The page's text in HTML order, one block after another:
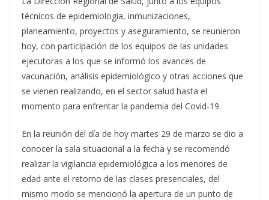
técnicos de epidemiologia, inmunizaciones,
planeamiento, proyectos y aseguramiento, se reunieron
hoy, con participación de los equipos de las unidades
ejecutoras a los que se informó los avances de
vacunación, análisis epidemiológico y otras acciones que
se vienen realizando, en el sector salud hasta el
momento para enfrentar la pandemia del Covid-19.
En la reunión del día de hoy martes 29 de marzo se dio a
conocer la sala situacional a la fecha y se recomendó
realizar la vigilancia epidemiológica a los menores de
edad ante el retorno de las clases presenciales, del
mismo modo se mencionó la apertura de un punto de